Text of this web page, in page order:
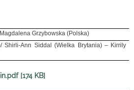
Grzybowska (Polska)
Shirli-Ann Siddal (Wielka Brytania) – Kirrily
[174 KB]